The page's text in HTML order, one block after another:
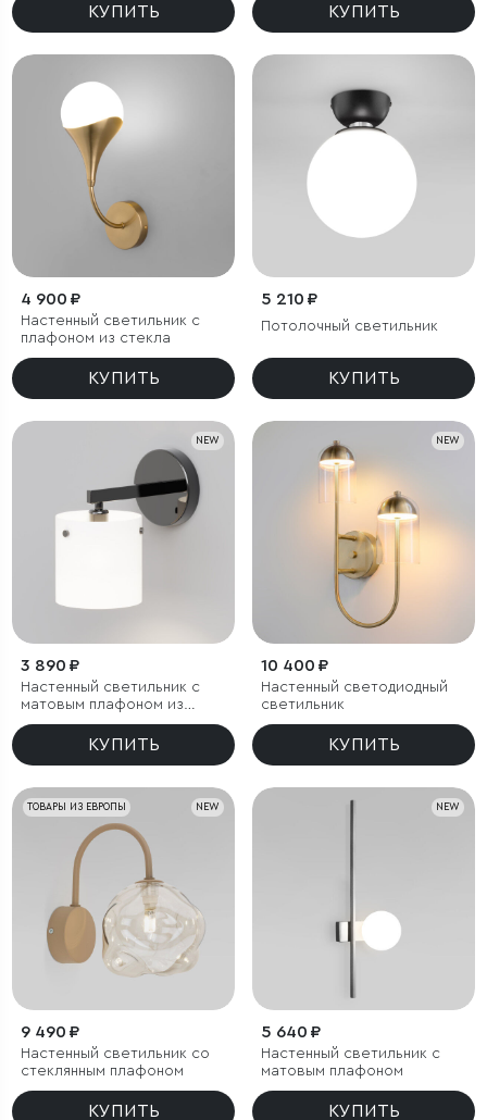
КУПИТЬ КУПИТЬ
4 900 ₽
Настенный светильник с
плафоном из стекла
КУПИТЬ
5 210 ₽
Потолочный светильник
КУПИТЬ
NEW
3 890 ₽
Настенный светильник с
матовым плафоном из
стекла
КУПИТЬ
NEW
10 400 ₽
Настенный светодиодный
светильник
КУПИТЬ
NEW
ТОВАРЫ ИЗ ЕВРОПЫ
9 490 ₽
Настенный светильник со
стеклянным плафоном
КУПИТЬ
NEW
5 640 ₽
Настенный светильник с
матовым плафоном
КУПИТЬ